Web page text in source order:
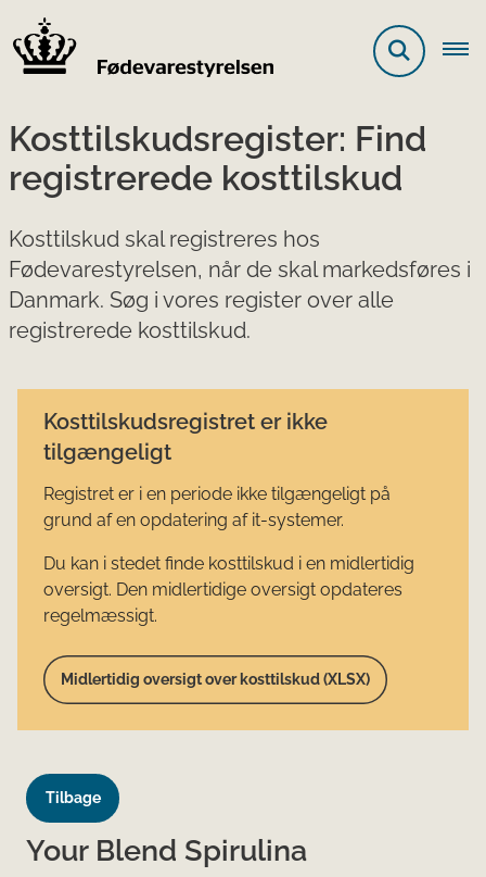
Kosttilskudsregister: Find
registrerede kosttilskud
Kosttilskud skal registreres hos
Fødevarestyrelsen, når de skal markedsføres i
Danmark. Søg i vores register over alle
registrerede kosttilskud.
Kosttilskudsregistret er ikke
tilgængeligt
Registret er i en periode ikke tilgængeligt på
grund af en opdatering af it-systemer.
Du kan i stedet finde kosttilskud i en midlertidig
oversigt. Den midlertidige oversigt opdateres
regelmæssigt.
Midlertidig oversigt over kosttilskud (XLSX)
Tilbage
Your Blend Spirulina